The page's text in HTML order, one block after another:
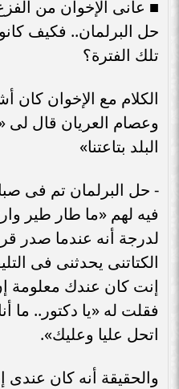
■ عانى الإخوان من
حل البرلمان.. فكيف
تلك الفترة؟
الكلام مع الإخوان كان
وعصام العريان قال لى
البلد بتاعتنا»
- حل البرلمان تم فى
فيه لهم «ما طار طير
لدرجة أنه عندما صدر
الكتاتنى يحدثنى فى
إنت كان عندك معلومة
فقلت له «يا دكتور.. ما
اتحل عليا وعليك».
والحقيقة أنه كان